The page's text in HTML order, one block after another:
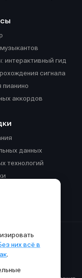
интерактивный гид
сигнала
пианино
аккордов
данных
технологий
чате
© 2015-2026.
разрешено только с
их авторам.
них всё в
.